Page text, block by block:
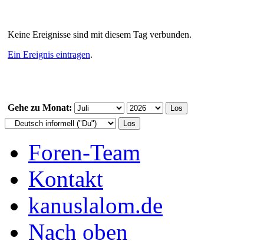
Keine Ereignisse sind mit diesem Tag verbunden.
Ein Ereignis eintragen.
Gehe zu Monat:
Foren-Team
Kontakt
kanuslalom.de
Nach oben